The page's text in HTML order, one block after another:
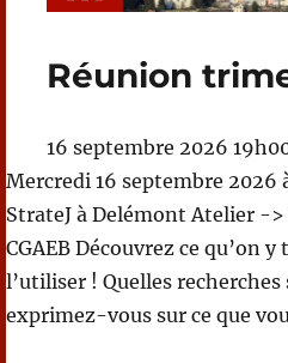
Réunion
16 septembre 2026
Mercredi 16 septembre 2026
StrateJ à Delémont Atelier ->
CGAEB Découvrez ce qu’on
l’utiliser ! Quelles
exprimez-vous sur ce que